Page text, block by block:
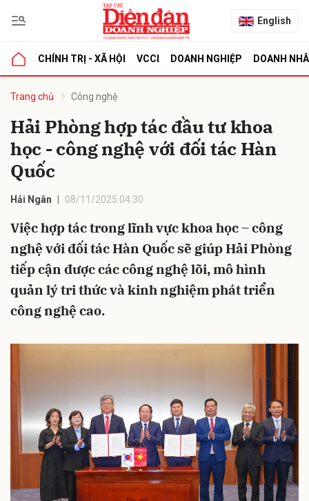
English
CHÍNH TRỊ - XÃ HỘI VCCI DOANH NGHIỆP DOANH
Trang chủ Công nghệ
Hải Phòng hợp tác đầu tư khoa
học - công nghệ với đối tác Hàn
Quốc
Hải Ngân 08/11/2025 04:30
Việc hợp tác trong lĩnh vực khoa học – công
nghệ với đối tác Hàn Quốc sẽ giúp Hải Phòng
tiếp cận được các công nghệ lõi, mô hình
quản lý tri thức và kinh nghiệm phát triển
công nghệ cao.
luận
Hủy